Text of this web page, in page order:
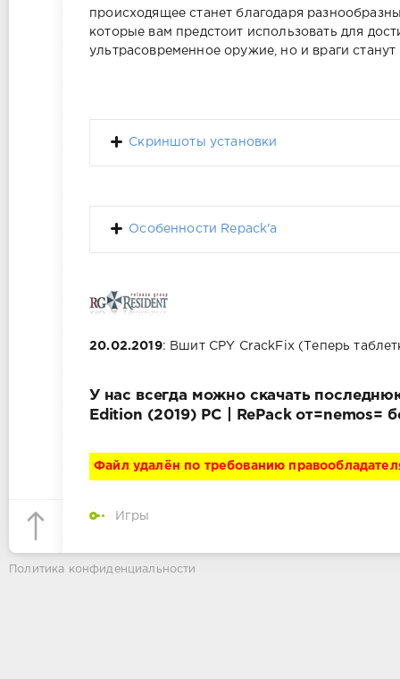
происходящее станет благодаря
которые вам предстоит использовать для
ультрасовременное оружие, но и враги
Скриншоты установки
Особенности Repack'a
20.02.2019: Вшит CPY CrackFix (Теперь
У нас всегда можно скачать
Edition (2019) PC | RePack от=nemos=
Файл удалён по требованию
Игры
Политика конфиденциальности